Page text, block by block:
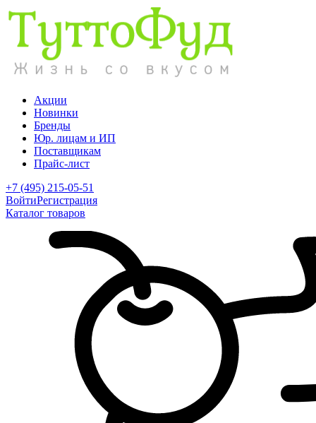
Акции
Новинки
Бренды
Юр. лицам и ИП
Поставщикам
Прайс-лист
+7 (495) 215-05-51
ВойтиРегистрация
Каталог товаров